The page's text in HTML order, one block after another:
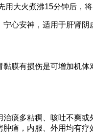
大火煮沸15分钟后，
心安神，适用于肝肾阴
膜有损伤是可增加机
痰多粘稠、咳吐不爽
痛，内服、外用均有